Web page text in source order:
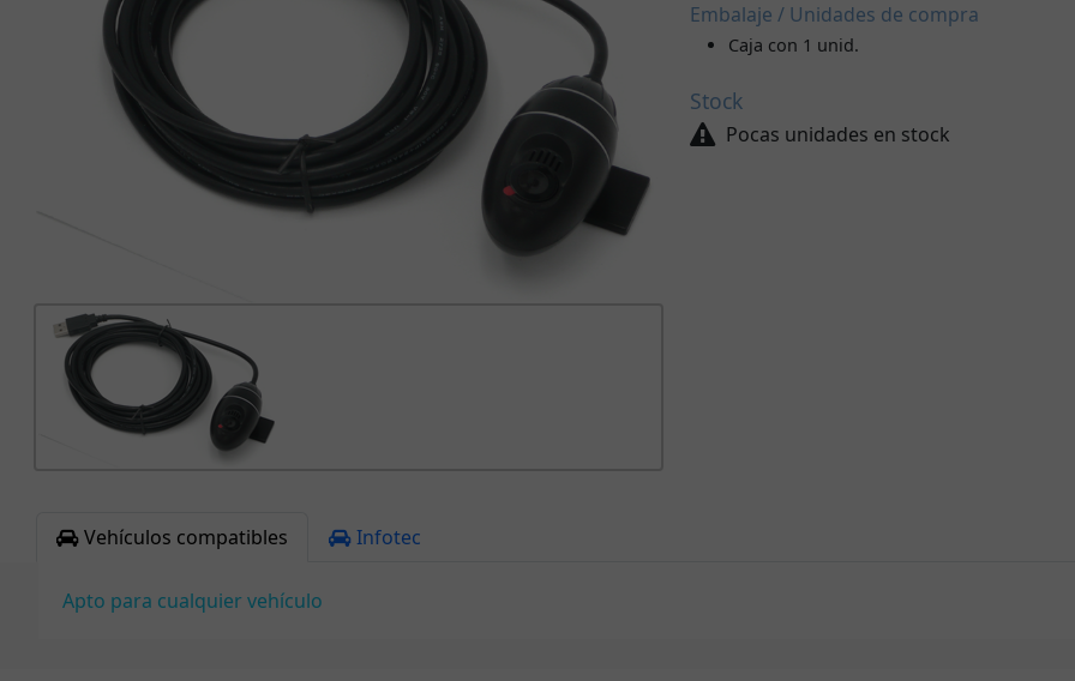
Embalaje / Unidades de compra
Caja con 1 unid.
Stock
Pocas unidades en stock
Vehículos compatibles Infotec
Apto para cualquier vehículo